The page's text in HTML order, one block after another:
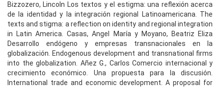
Bizzozero, Lincoln Los textos y el estigma: una reflexión acerca
de la identidad y la integración regional Latinoamericana. The
texts and stigma: a reflection on identity and regional integration
in Latin America. Casas, Angel María y Moyano, Beatriz Eliza
Desarrollo endógeno y empresas transnacionales en la
globalización. Endogenous development and transnational firms
into the globalization. Añez G., Carlos Comercio internacional y
crecimiento económico. Una propuesta para la discusión.
International trade and economic development. A proposal for